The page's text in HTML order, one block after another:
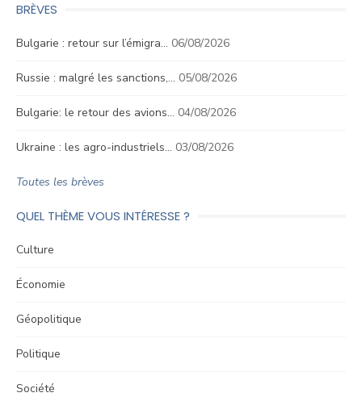
BRÈVES
Bulgarie : retour sur l’émigra… 06/08/2026
Russie : malgré les sanctions,… 05/08/2026
Bulgarie: le retour des avions… 04/08/2026
Ukraine : les agro-industriels… 03/08/2026
Toutes les brèves
QUEL THÈME VOUS INTÉRESSE ?
Culture
Économie
Géopolitique
Politique
Société